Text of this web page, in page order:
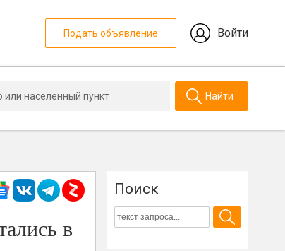
Подать объявление Войти
Найти
в
Поиск